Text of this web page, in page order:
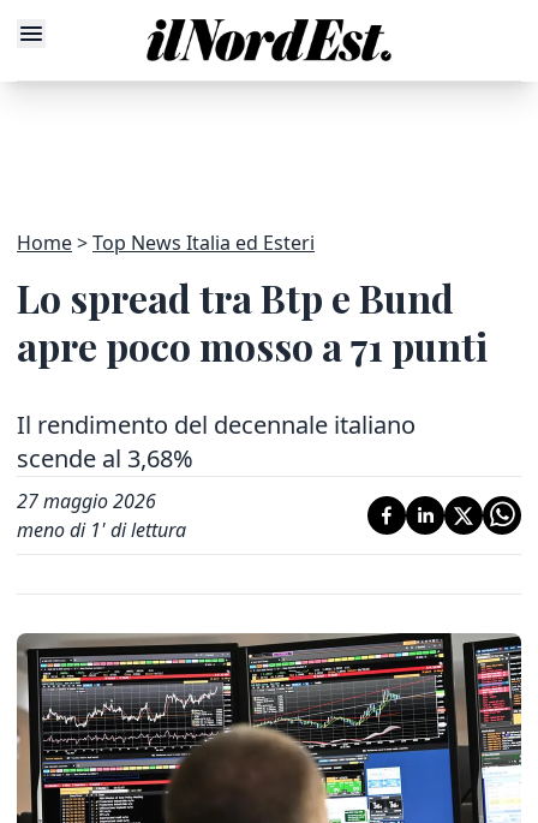
Home Top News Italia ed Esteri
Lo spread tra Btp e Bund
apre poco mosso a 71 punti
Il rendimento del decennale italiano
scende al 3,68%
27 maggio 2026
meno di 1' di lettura